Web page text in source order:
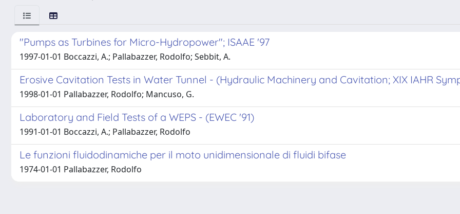
"Pumps as Turbines for Micro-Hydropower"; ISAAE '97
1997-01-01 Boccazzi, A.; Pallabazzer, Rodolfo; Sebbit, A.
Erosive Cavitation Tests in Water Tunnel - (Hydraulic Machinery and Cavitation; XIX IAHR
1998-01-01 Pallabazzer, Rodolfo; Mancuso, G.
Laboratory and Field Tests of a WEPS - (EWEC '91)
1991-01-01 Boccazzi, A.; Pallabazzer, Rodolfo
Le funzioni fluidodinamiche per il moto unidimensionale di fluidi bifase
1974-01-01 Pallabazzer, Rodolfo